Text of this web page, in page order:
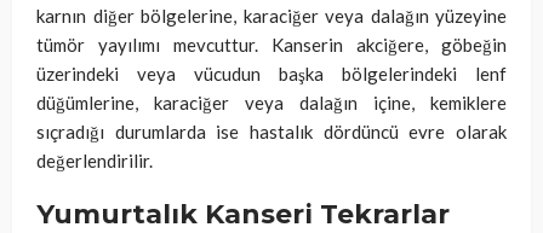
karnın diğer bölgelerine, karaciğer veya dalağın yüzeyine
tümör yayılımı mevcuttur. Kanserin akciğere, göbeğin
üzerindeki veya vücudun başka bölgelerindeki lenf
düğümlerine, karaciğer veya dalağın içine, kemiklere
sıçradığı durumlarda ise hastalık dördüncü evre olarak
değerlendirilir.
Yumurtalık Kanseri Tekrarlar